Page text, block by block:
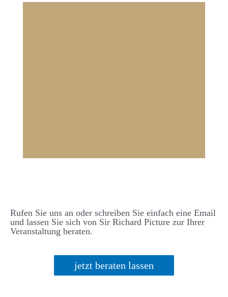
Rufen Sie uns an oder schreiben Sie einfach eine Email
und lassen Sie sich von Sir Richard Picture zur Ihrer
Veranstaltung beraten.
jetzt beraten lassen